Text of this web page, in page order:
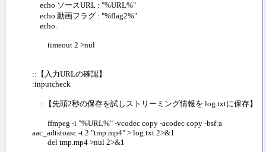
echo ソースURL : "%URL%"
echo 動画フラグ : "%flag2%"
echo.
timeout 2 >nul
::【入力URLの確認】
:inputcheck
::【先頭2秒の保存を試しストリーミング情報を log.txtに保存】
ffmpeg -i "%URL%" -vcodec copy -acodec copy -bsf:a
aac_adtstoasc -t 2 "tmp.mp4" > log.txt 2>&1
del tmp.mp4 >nul 2>&1